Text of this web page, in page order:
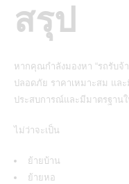
สรุป
หากคุณกำลังมองหา “รถรับจ้
ปลอดภัย ราคาเหมาะสม แล
ประสบการณ์และมีมาตรฐาน
ไม่ว่าจะเป็น
ย้ายบ้าน
ย้ายหอ